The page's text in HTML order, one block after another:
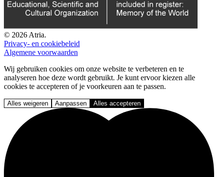
© 2026 Atria.
Privacy- en cookiebeleid
Algemene voorwaarden
Wij gebruiken cookies om onze website te verbeteren en te
analyseren hoe deze wordt gebruikt. Je kunt ervoor kiezen alle
cookies te accepteren of je voorkeuren aan te passen.
Alles weigeren Aanpassen Alles accepteren